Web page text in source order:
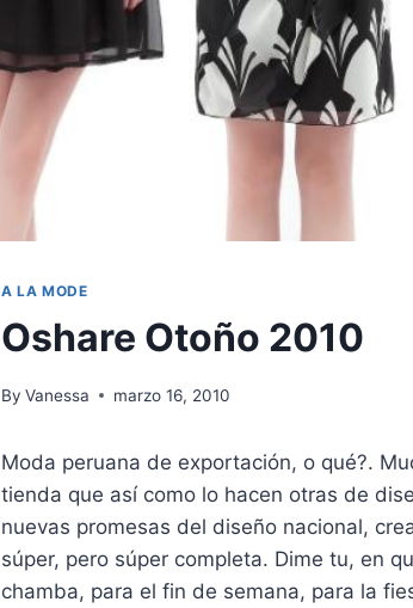
A LA MODE
Oshare Otoño 2010
By Vanessa marzo 16, 2010
Moda peruana de exportación, o qué?.
tienda que así como lo hacen otras de
nuevas promesas del diseño nacional,
súper, pero súper completa. Dime tu, en
chamba, para el fin de semana, para la